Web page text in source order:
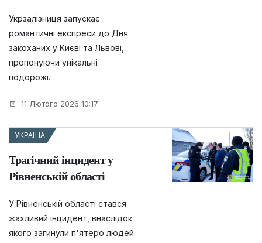
Укрзалізниця запускає
романтичні експреси до Дня
закоханих у Києві та Львові,
пропонуючи унікальні
подорожі.
11 Лютого 2026 10:17
УКРАЇНА
Трагічний інцидент у
Рівненській області
У Рівненській області стався
жахливий інцидент, внаслідок
якого загинули п'ятеро людей.